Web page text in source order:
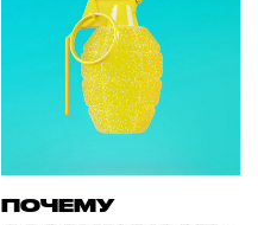
ПОЧЕМУ